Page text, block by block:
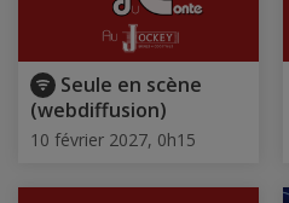
Seule en scène
(webdiffusion)
10 février 2027, 0h15